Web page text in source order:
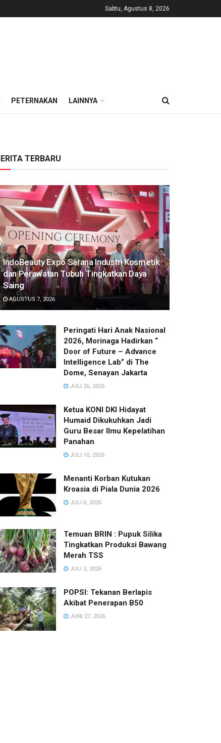
Sabtu, Agustus 8, 2026
PETERNAKAN LAINNYA
TERBARU
IndoBeauty Expo Sarana Industri Kosmetik
dan Perawatan Tubuh Tingkatkan Daya
Saing
AGUSTUS 7, 2026
Peringati Hari Anak Nasional
2026, Morinaga Hadirkan “
Door of Future – Advance
Intelligence Lab” di The
Dome, Senayan Jakarta
JULI 26, 2026
Ketua KONI DKI Hidayat
Humaid Dikukuhkan Jadi
Guru Besar Ilmu Kepelatihan
Panahan
JULI 10, 2026
Menanti Korban Kutukan
Kroasia di Piala Dunia 2026
JULI 6, 2026
Temuan BRIN : Pupuk Silika
Tingkatkan Produksi Bawang
Merah TSS
JULI 3, 2026
POPSI: Tekanan Berlapis
Akibat Penerapan B50
JUNI 27, 2026